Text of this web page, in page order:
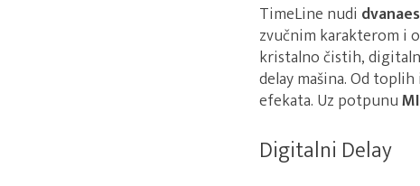
TimeLine nudi
zvučnim karakterom i
kristalno čistih,
delay mašina. Od
efekata. Uz potpunu
Digitalni Delay